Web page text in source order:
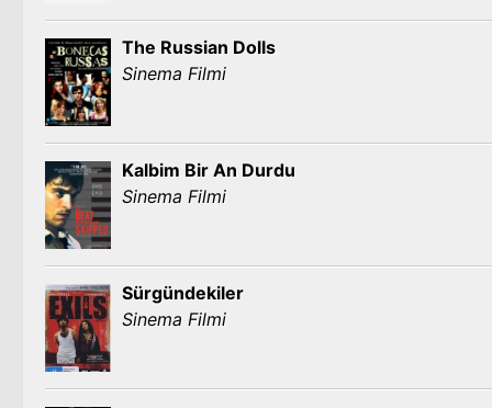
The Russian Dolls
Sinema Filmi
Kalbim Bir An Durdu
Sinema Filmi
Sürgündekiler
Sinema Filmi